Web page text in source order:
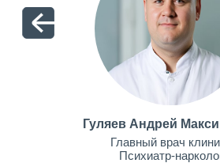
Гуляев Андрей
Главный врач
Психиатр-